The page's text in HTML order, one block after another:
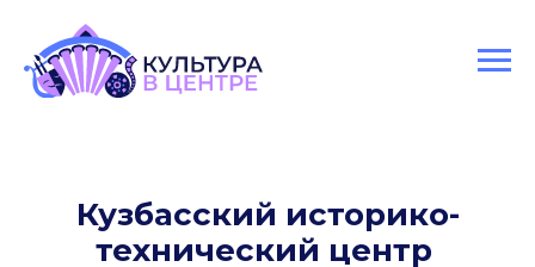
Кузбасский историко-
технический центр